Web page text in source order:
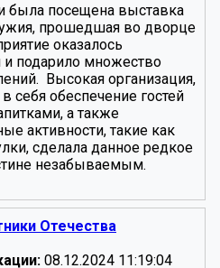
была посещена выставка
прошедшая во дворце
оказалось
подарило множество
Высокая организация,
себя обеспечение гостей
а также
активности, такие как
сделала данное редкое
незабываемым.
Отечества
08.12.2024 11:19:04